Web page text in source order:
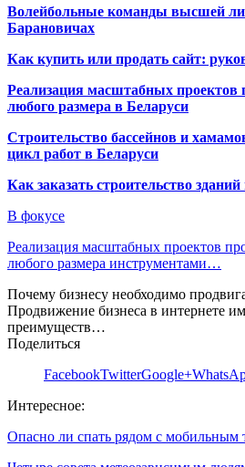
Волейбольные команды высшей
Барановичах
Как купить или продать сайт:
Реализация масштабных проектов
любого размера в Беларуси
Строительство бассейнов и
цикл работ в Беларуси
Как заказать строительство
В фокусе
Реализация масштабных проектов
любого размера инструментами…
Почему бизнесу необходимо
Продвижение бизнеса в интернете
преимуществ…
Поделиться
FacebookTwitterGoogle+
Интересное:
Опасно ли спать рядом с мобильным